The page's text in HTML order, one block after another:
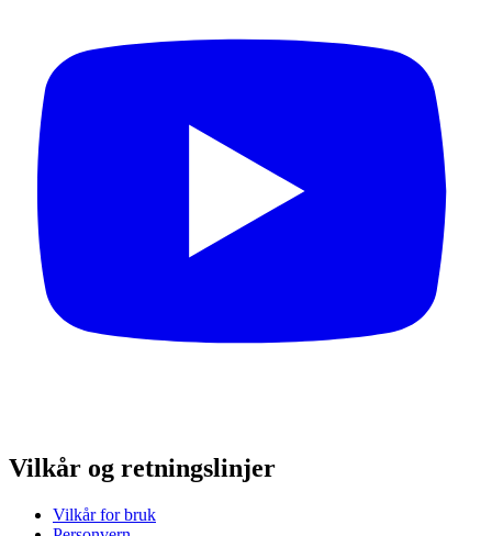
Vilkår og retningslinjer
Vilkår for bruk